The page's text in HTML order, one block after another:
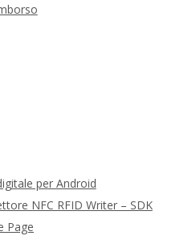
per Android
NFC RFID Writer – SDK
Page